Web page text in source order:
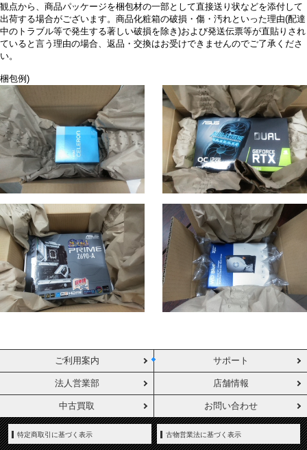
観点から、商品パッケージを梱包材の一部として直接送り状などを添付して
出荷する場合がございます。商品化粧箱の破損・傷・汚れといった理由(配達
中のトラブル等で発生する著しい破損を除き)および発送伝票等が直貼りされ
ていると言う理由の場合、返品・交換はお受けできませんのでご了承くださ
い。
梱包例)
ご利用案内 サポート
法人営業部 店舗情報
中古買取 お問い合わせ
特定商取引に基づく表示 古物営業法に基づく表示